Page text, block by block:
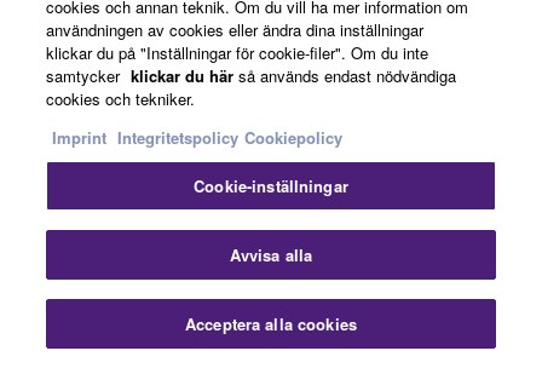
cookies och annan teknik. Om du vill ha mer information om
användningen av cookies eller ändra dina inställningar
klickar du på "Inställningar för cookie-filer". Om du inte
samtycker klickar du här så används endast nödvändiga
cookies och tekniker.
Imprint Integritetspolicy Cookiepolicy
Cookie-inställningar
Avvisa alla
Acceptera alla cookies